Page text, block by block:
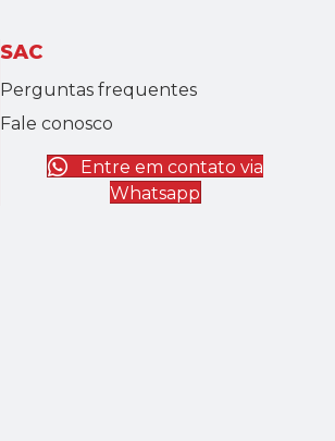
SAC
Perguntas frequentes
Fale conosco
Entre em contato via
Whatsapp